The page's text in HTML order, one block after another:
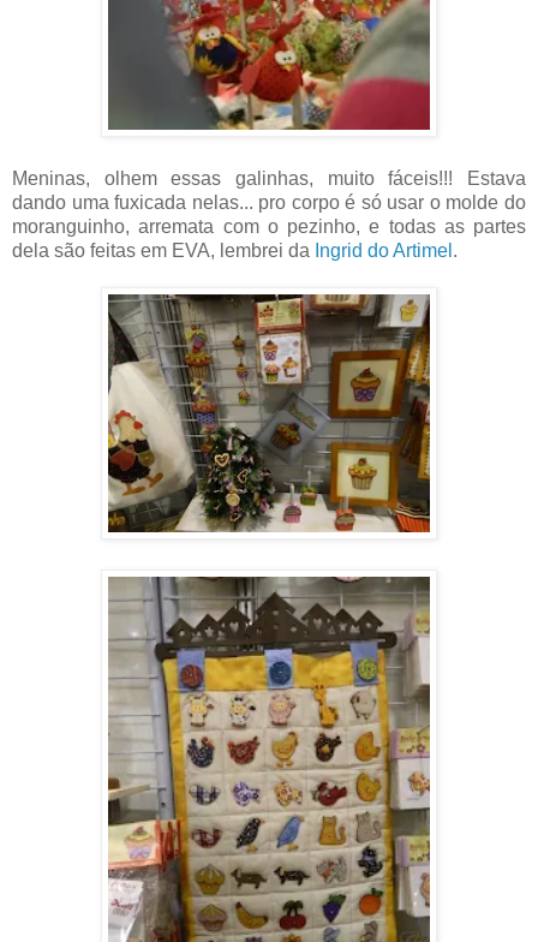
Meninas, olhem essas galinhas, muito fáceis!!! Estava
dando uma fuxicada nelas... pro corpo é só usar o molde do
moranguinho, arremata com o pezinho, e todas as partes
dela são feitas em EVA, lembrei da Ingrid do Artimel .